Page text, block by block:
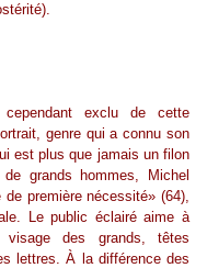
exclu de cette
genre qui a connu son
est plus que jamais un filon
grands hommes, Michel
première nécessité» (64),
Le public éclairé aime à
des grands, têtes
lettres. À la différence des